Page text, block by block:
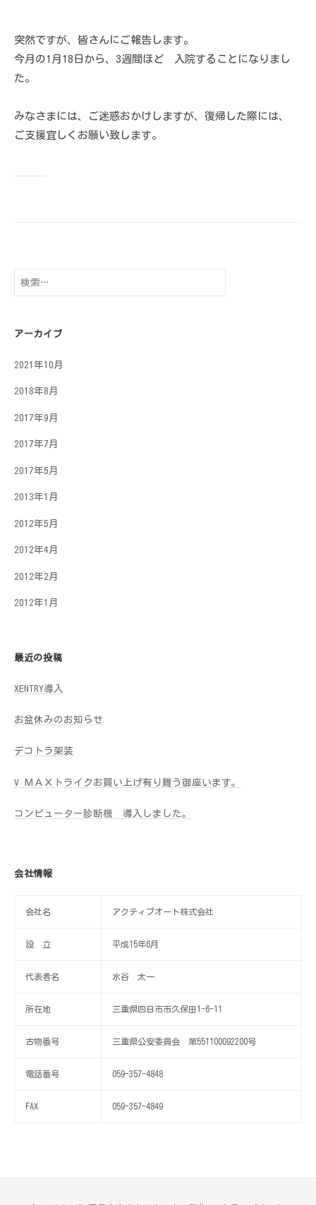
突然ですが、皆さんにご報告します。
今月の1月18日から、3週間ほど 入院することになりまし
た。
みなさまには、ご迷惑おかけしますが、復帰した際には、
ご支援宜しくお願い致します。
検
索:
アーカイブ
2021年10月
2018年8月
2017年9月
2017年7月
2017年5月
2013年1月
2012年5月
2012年4月
2012年2月
2012年1月
最近の投稿
XENTRY導入
お盆休みのお知らせ
デコトラ架装
V ＭＡＸトライクお買い上げ有り難う御座います。
コンピューター診断機 導入しました。
会社情報
会社名 アクティブオート株式会社
設 立 平成15年6月
代表者名 水谷 太一
所在地 三重県四日市市久保田1-6-11
古物番号 三重県公安委員会 第551100092200号
電話番号 059-357-4848
FAX 059-357-4849